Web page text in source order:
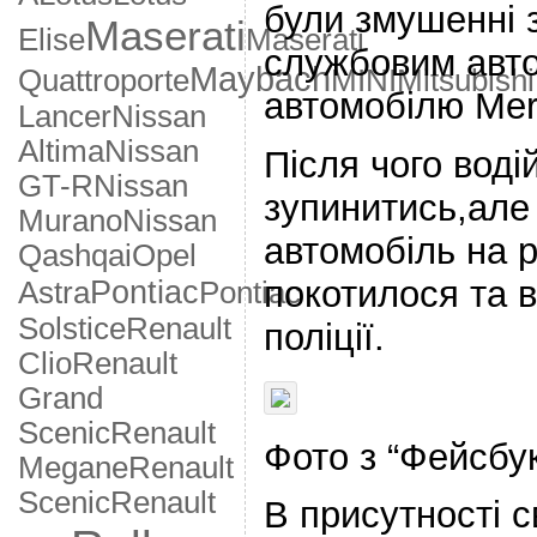
EliseMaseratiMaserati
QuattroporteMaybachMINIMitsubishi
LancerNissan
AltimaNissan
GT-RNissan
MuranoNissan
QashqaiOpel
AstraPontiacPontiac
SolsticeRenault
ClioRenault
Grand
ScenicRenault
MeganeRenault
ScenicRenault
були змушенні
службовим
автомобілю
Після чого
автомобіль на
покотилося та
поліції.
Фото з
В присутності